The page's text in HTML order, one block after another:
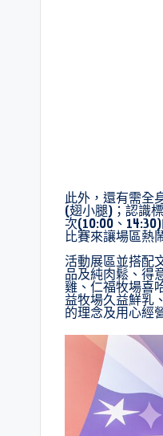
此外，還有需全
(翅小腿)；認識
次(10:00、
比賽來讓場區熱
活動展區並搭配
品及純肉鬆、得
雞、仁福牧場喜
益牧場久益鮮乳
的理念及用心經